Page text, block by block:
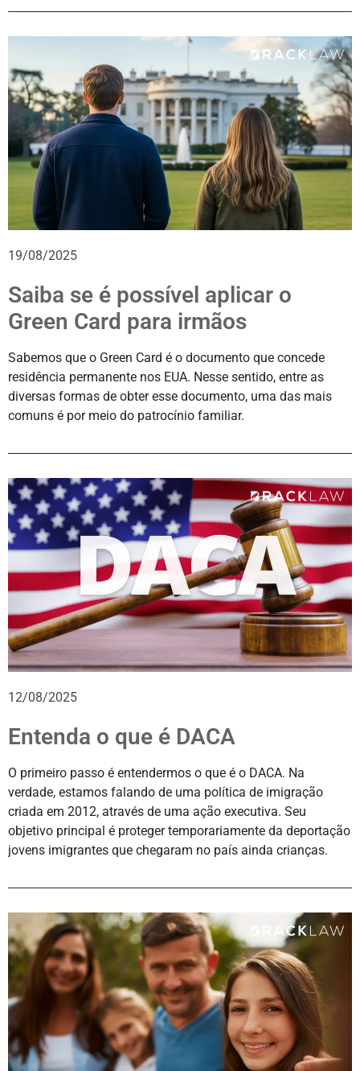
19/08/2025
Saiba se é possível aplicar o
Green Card para irmãos
Sabemos que o Green Card é o documento que concede
residência permanente nos EUA. Nesse sentido, entre as
diversas formas de obter esse documento, uma das mais
comuns é por meio do patrocínio familiar.
12/08/2025
Entenda o que é DACA
O primeiro passo é entendermos o que é o DACA. Na
verdade, estamos falando de uma política de imigração
criada em 2012, através de uma ação executiva. Seu
objetivo principal é proteger temporariamente da deportação
jovens imigrantes que chegaram no país ainda crianças.